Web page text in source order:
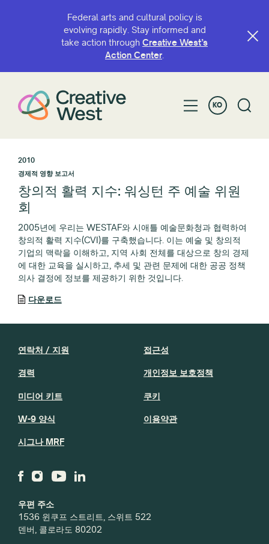
Federal arts and cultural policy is
evolving rapidly. Stay informed and
take action through Creative West’s
Action Center.
KO
2010
경제적 영향 보고서
창의적 활력 지수: 워싱턴 주 예술 위원
회
2005년에 우리는 WESTAF와 시애틀 예술문화청과 협력하여
창의적 활력 지수(CVI)를 구축했습니다. 이는 예술 및 창의적
기업의 맥락을 이해하고, 지역 사회 전체를 대상으로 창의 경제
에 대한 교육을 실시하고, 추세 및 관련 문제에 대한 공공 정책
의사 결정에 정보를 제공하기 위한 것입니다.
다운로드
우편 주소
1536 윈쿠프 스트리트, 스위트 522
덴버, 콜로라도 80202
연락처 / 지원
경력
미디어 키트
W-9 양식
시그나 MRF
접근성
개인정보 보호정책
쿠키
이용약관